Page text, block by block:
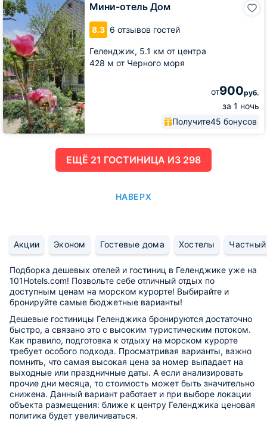
Мини-отель Дом
8.3 6 отзывов гостей
Геленджик, 5.1 км от центра
428 м от Черного моря
от900руб.
за 1 ночь
Получите45 бонусов
отель
Дом
ЕЩË 21 ГОСТИНИЦА ИЗ 298
НАВЕРХ
Акции Эконом Гостевые дома Хостелы
Подборка дешевых отелей и гостиниц в Геленджике уже на
101Hotels.com! Позвольте себе отличный отдых по
доступным ценам на морском курорте! Выбирайте и
бронируйте самые бюджетные варианты!
Дешевые гостиницы Геленджика бронируются достаточно
быстро, а связано это с высоким туристическим потоком.
Как правило, подготовка к отдыху на морском курорте
требует особого подхода. Просматривая варианты, важно
помнить, что самая высокая цена за номер выпадает на
выходные или праздничные даты. А если анализировать
прочие дни месяца, то стоимость может быть значительно
снижена. Данный вариант работает и при выборе локации
объекта размещения: ближе к центру Геленджика ценовая
политика будет увеличиваться.